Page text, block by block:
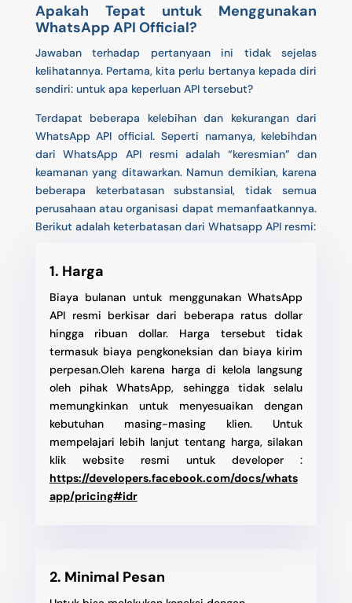
Apakah Tepat untuk Menggunakan
WhatsApp API Official?
Jawaban terhadap pertanyaan ini tidak sejelas
kelihatannya. Pertama, kita perlu bertanya kepada diri
sendiri: untuk apa keperluan API tersebut?
Terdapat beberapa kelebihan dan kekurangan dari
WhatsApp API official. Seperti namanya, kelebihdan
dariWhatsApp API resmi adalah “keresmian” dan
keamanan yang ditawarkan. Namun demikian, karena
beberapa keterbatasan substansial, tidak semua
perusahaan atau organisasi dapat memanfaatkannya.
Berikut adalah keterbatasan dari Whatsapp API resmi:
1. Harga
Biaya bulanan untuk menggunakan WhatsApp
API resmi berkisar dari beberapa ratus dollar
hingga ribuan dollar. Harga tersebut tidak
termasuk biaya pengkoneksian dan biaya kirim
perpesan.Oleh karena harga di kelola langsung
oleh pihak WhatsApp, sehingga tidak selalu
memungkinkan untuk menyesuaikan dengan
kebutuhan masing-masing klien. Untuk
mempelajari lebih lanjut tentang harga, silakan
klik website resmi untuk developer :
https://developers.facebook.com/docs/whats
app/pricing#idr
2. Minimal Pesan